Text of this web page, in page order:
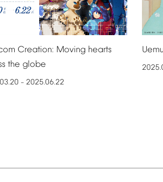
Creation: Moving hearts
the globe
– 2025.06.22